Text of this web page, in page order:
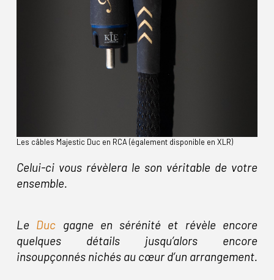
Les câbles Majestic Duc en RCA (également disponible en XLR)
Celui-ci vous révèlera le son véritable de votre
ensemble.
Le Duc gagne en sérénité et révèle encore
quelques détails jusqu’alors encore
insoupçonnés nichés au cœur d’un arrangement.